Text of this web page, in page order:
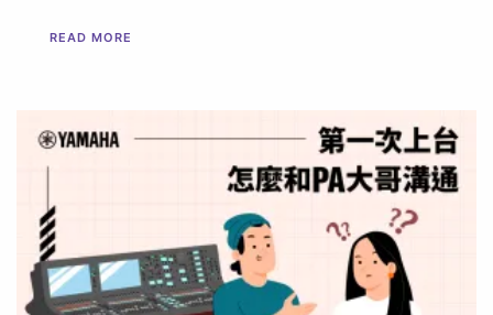
READ MORE